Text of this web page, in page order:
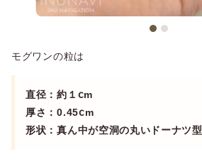
モグワンの粒は
直径：約１ⅽm
厚さ：0.45ⅽm
形状：真ん中が空洞の丸いドーナツ型